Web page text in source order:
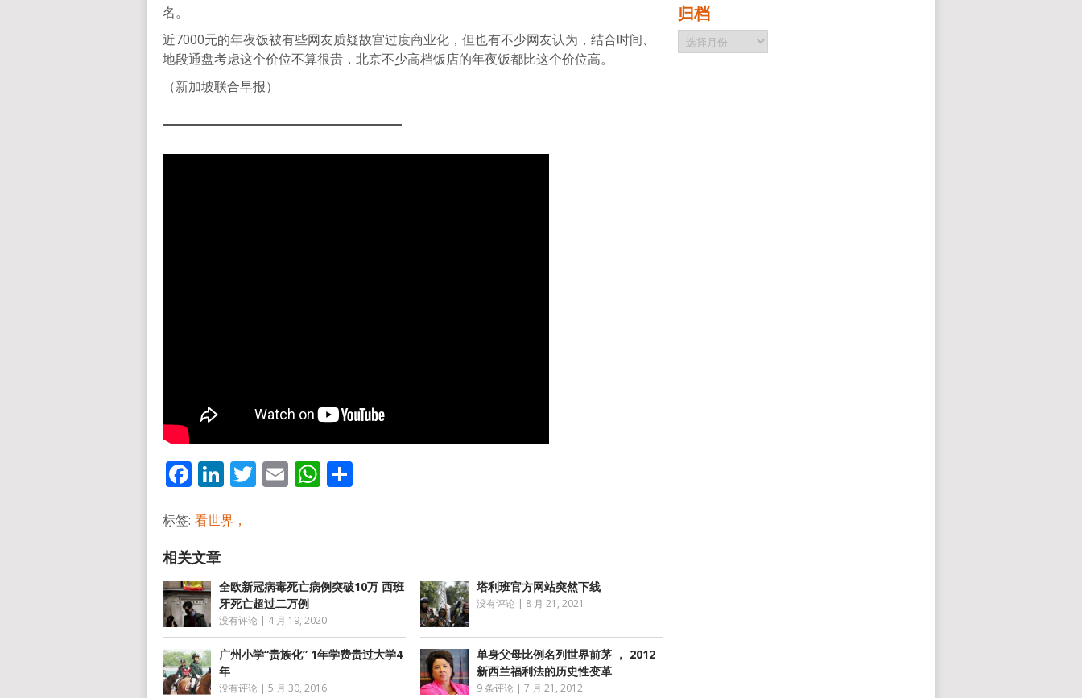
名。
近7000元的年夜饭被有些网友质疑故宫过度商业化，但也有不少网友认为，结合时间、
地段通盘考虑这个价位不算很贵，北京不少高档饭店的年夜饭都比这个价位高。
（新加坡联合早报）
Facebook
LinkedIn
Twitter
EmailWhatsApp
标签: 看世界，
全欧新冠病毒死亡病例突破10万 西班
牙死亡超过二万例
没有评论 | 4 月 19, 2020
塔利班官方网站突然下线
没有评论 | 8 月 21, 2021
广州小学“贵族化” 1年学费贵过大学4
年
没有评论 | 5 月 30, 2016
单身父母比例名列世界前茅 ， 2012
新西兰福利法的历史性变革
9 条评论 |7 月 21, 2012
归档
归
档